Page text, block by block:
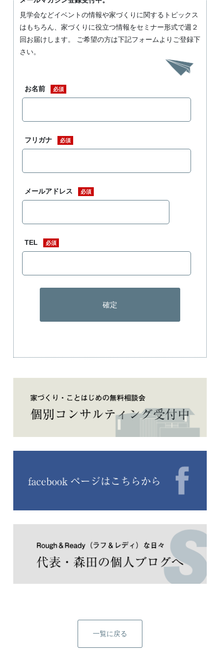
見学会などイベントの情報や家づくりに関するトピックス
はもちろん、家づくりに役立つ情報をセミナー形式で週２
回お届けします。 ご希望の方は下記フォームよりご登録下
さい。
お名前 必須
フリガナ 必須
メールアドレス 必須
TEL 必須
一覧に戻る